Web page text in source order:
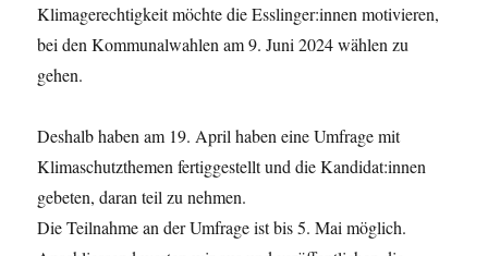
Kandidatinnen
und
Klimagerechtigkeit möchte die Esslinger:innen motivieren,
bei den Kommunalwahlen am 9. Juni 2024 wählen zu
gehen.
Deshalb haben am 19. April haben eine Umfrage mit
Klimaschutzthemen fertiggestellt und die Kandidat:innen
gebeten, daran teil zu nehmen.
Die Teilnahme an der Umfrage ist bis 5. Mai möglich.